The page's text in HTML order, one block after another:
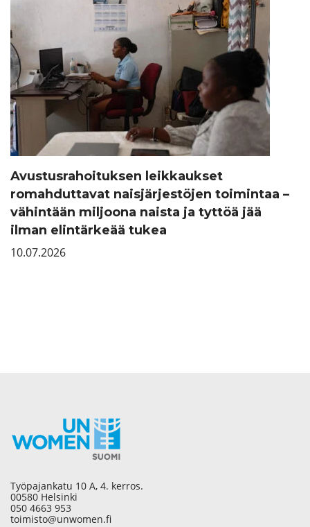
Avustusrahoituksen leikkaukset
romahduttavat naisjärjestöjen toimintaa –
vähintään miljoona naista ja tyttöä jää
ilman elintärkeää tukea
10.07.2026
Työpajankatu 10 A, 4. kerros.
00580 Helsinki
050 4663 953
toimisto@unwomen.fi